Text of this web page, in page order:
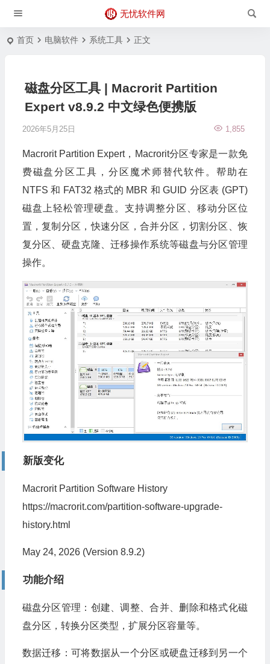
无忧软件网
首页 电脑软件 系统工具 正文
磁盘分区工具 | Macrorit Partition
Expert v8.9.2 中文绿色便携版
2026年5月25日 1,855
Macrorit Partition Expert，Macrorit分区专家是一款免
费磁盘分区工具，分区魔术师替代软件。帮助在
NTFS 和 FAT32 格式的 MBR 和 GUID 分区表 (GPT)
磁盘上轻松管理硬盘。支持调整分区、移动分区位
置，复制分区，快速分区，合并分区，切割分区、恢
复分区、硬盘克隆、迁移操作系统等磁盘与分区管理
操作。
新版变化
Macrorit Partition Software History
https://macrorit.com/partition-software-upgrade-
history.html
May 24, 2026 (Version 8.9.2)
功能介绍
磁盘分区管理：创建、调整、合并、删除和格式化磁
盘分区，转换分区类型，扩展分区容量等。
数据迁移：可将数据从一个分区或硬盘迁移到另一个